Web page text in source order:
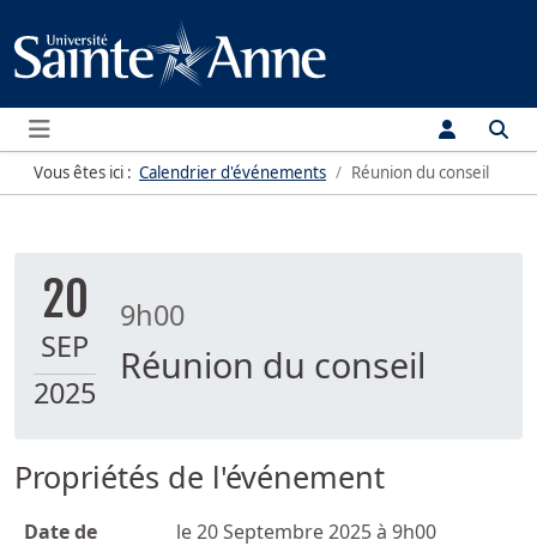
Menu
Vous êtes ici : Calendrier d'événements Réunion du conseil
20
SEP
2025
9h00
Réunion du conseil
Propriétés de l'événement
Date de
le 20 Septembre 2025 à 9h00